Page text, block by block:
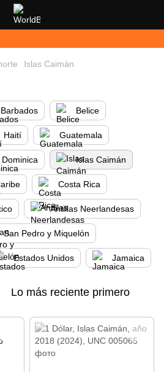
Islas Caimán
Barbados Belice
Haití Guatemala
Dominica Islas Caimán
Costa Rica
Antillas Neerlandesas
San Pedro y Miquelón
Estados Unidos Jamaica
Lo más reciente primero